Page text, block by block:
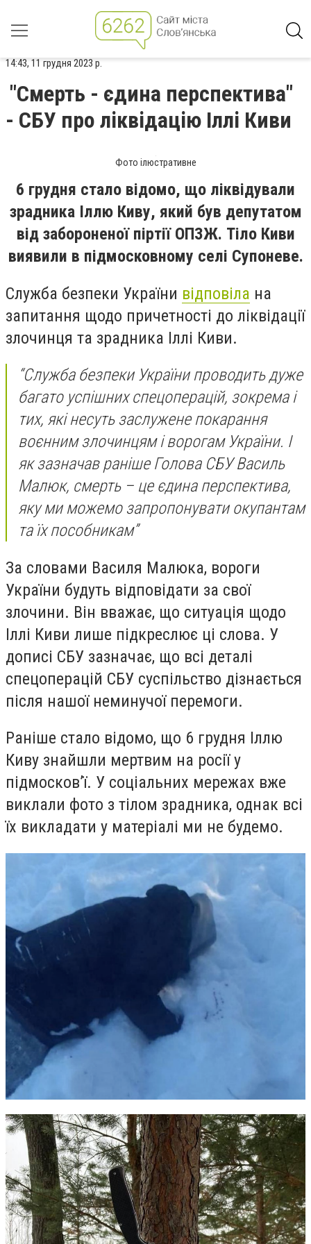
14:43, 11 грудня 2023 р.
"Смерть - єдина перспектива"
- СБУ про ліквідацію Іллі Киви
Фото ілюстративне
6 грудня стало відомо, що ліквідували
зрадника Іллю Киву, який був депутатом
від забороненої піртії ОПЗЖ. Тіло Киви
виявили в підмосковному селі Супоневе.
Служба безпеки України відповіла на
запитання щодо причетності до ліквідації
злочинця та зрадника Іллі Киви.
“Служба безпеки України проводить дуже
багато успішних спецоперацій, зокрема і
тих, які несуть заслужене покарання
воєнним злочинцям і ворогам України. І
як зазначав раніше Голова СБУ Василь
Малюк, смерть – це єдина перспектива,
яку ми можемо запропонувати окупантам
та їх пособникам”
За словами Василя Малюка, вороги
України будуть відповідати за свої
злочини. Він вважає, що ситуація щодо
Іллі Киви лише підкреслює ці слова. У
дописі СБУ зазначає, що всі деталі
спецоперацій СБУ суспільство дізнається
після нашої неминучої перемоги.
Раніше стало відомо, що 6 грудня Іллю
Киву знайшли мертвим на росії у
підмосковʼї. У соціальних мережах вже
виклали фото з тілом зрадника, однак всі
їх викладати у матеріалі ми не будемо.